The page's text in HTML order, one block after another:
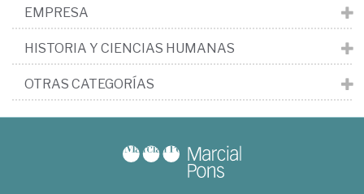
EMPRESA
HISTORIA Y CIENCIAS HUMANAS
OTRAS CATEGORÍAS